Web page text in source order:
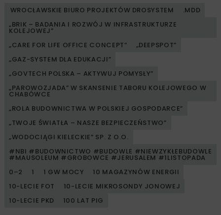
WROCŁAWSKIE BIURO PROJEKTÓW DROSYSTEM
.MDD
„BRIK – BADANIA I ROZWÓJ W INFRASTRUKTURZE
KOLEJOWEJ”
„CARE FOR LIFE OFFICE CONCEPT”
„DEEPSPOT”
„GAZ-SYSTEM DLA EDUKACJI”
„GOVTECH POLSKA – AKTYWUJ POMYSŁY”
„PAROWOZJADA” W SKANSENIE TABORU KOLEJOWEGO W
CHABÓWCE
„ROLA BUDOWNICTWA W POLSKIEJ GOSPODARCE”
„TWOJE ŚWIATŁA – NASZE BEZPIECZEŃSTWO”
„WODOCIĄGI KIELECKIE” SP. Z O.O.
#NBI #BUDOWNICTWO #BUDOWLE #NIEWZYKŁEBUDOWLE
#MAUSOLEUM #GROBOWCE #JERUSALEM #1LISTOPADA
0–2
1 1 GW MOCY
10 MAGAZYNÓW ENERGII
10-LECIE FOT
10-LECIE MIKROSONDY JONOWEJ
10-LECIE PKD
100 LAT PIG